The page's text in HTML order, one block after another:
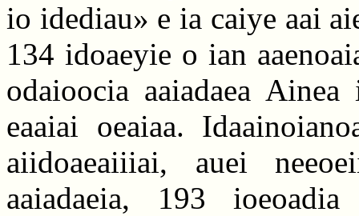
io idediau» e ia caiye aai
134 idoaeyie o ian
odaioocia aaiadaea
eaaiai oeaiaa.
aiidoaeaiiiai, auei
aaiadaeia, 193